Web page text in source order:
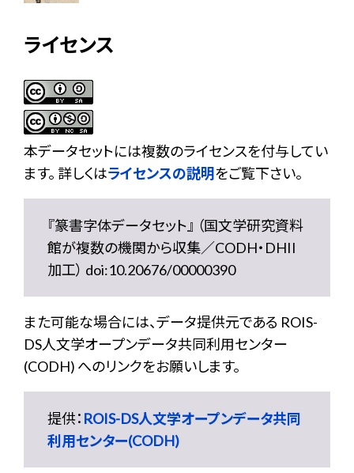
ライセンス
本データセットには複数のライセンスを付与してい
ます。 詳しくはライセンスの説明をご覧下さい。
『篆書字体データセット』 （国文学研究資料
館が複数の機関から収集／CODH・DHII
加工） doi:10.20676/00000390
また可能な場合には、データ提供元である ROIS-
DS人文学オープンデータ共同利用センター
(CODH) へのリンクをお願いします。
提供： ROIS-DS人文学オープンデータ共同
利用センター(CODH)